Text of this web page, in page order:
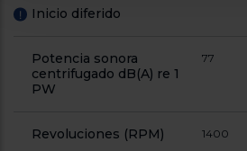
! Inicio diferido
Potencia sonora
centrifugado dB(A) re 1
PW
77
Revoluciones (RPM) 1400